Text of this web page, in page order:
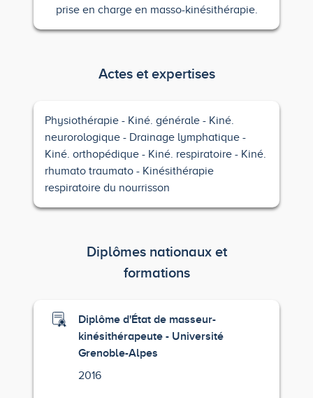
prise en charge en masso-kinésithérapie.
Actes et expertises
Physiothérapie Kiné. générale
Kiné.
neurorologique
Drainage lymphatique
Kiné. orthopédique
Kiné. respiratoire
Kiné.
rhumato traumato
Kinésithérapie
respiratoire du nourrisson
Diplômes nationaux et
formations
Diplôme d'État de masseur-
kinésithérapeute - Université
Grenoble-Alpes
2016